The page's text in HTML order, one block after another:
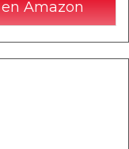
Amazon